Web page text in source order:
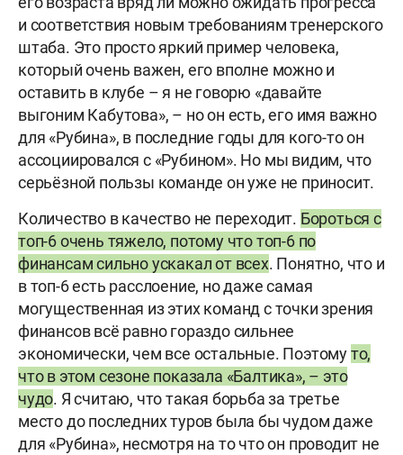
и соответствия новым требованиям тренерского
штаба. Это просто яркий пример человека,
который очень важен, его вполне можно и
оставить в клубе – я не говорю «давайте
выгоним Кабутова», – но он есть, его имя важно
для «Рубина», в последние годы для кого-то он
ассоциировался с «Рубином». Но мы видим, что
серьёзной пользы команде он уже не приносит.
Количество в качество не переходит. Бороться с
топ-6 очень тяжело, потому что топ-6 по
финансам сильно ускакал от всех. Понятно, что и
в топ-6 есть расслоение, но даже самая
могущественная из этих команд с точки зрения
финансов всё равно гораздо сильнее
экономически, чем все остальные. Поэтомуто,
что в этом сезоне показала «Балтика», – это
чудо. Я считаю, что такая борьба за третье
место до последних туров была бы чудом даже
для «Рубина», несмотря на то что он проводит не